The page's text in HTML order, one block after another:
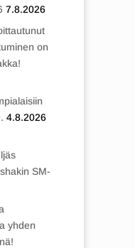
7.8.2026
on
4.8.2026
SM-
yhden